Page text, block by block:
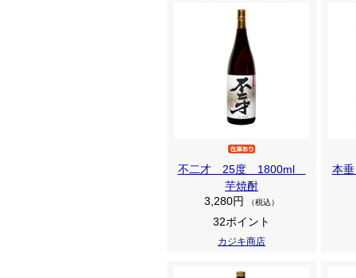
不二才 25度 1800ml
芋焼酎
3,280円
（税込）
32ポイント
カジキ商店
本